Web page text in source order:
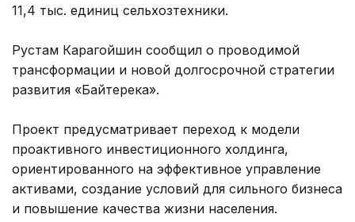
11,4 тыс. единиц сельхозтехники.
Рустам Карагойшин сообщил о проводимой
трансформации и новой долгосрочной стратегии
развития «Байтерека».
Проект предусматривает переход к модели
проактивного инвестиционного холдинга,
ориентированного на эффективное управление
активами, создание условий для сильного бизнеса
и повышение качества жизни населения.